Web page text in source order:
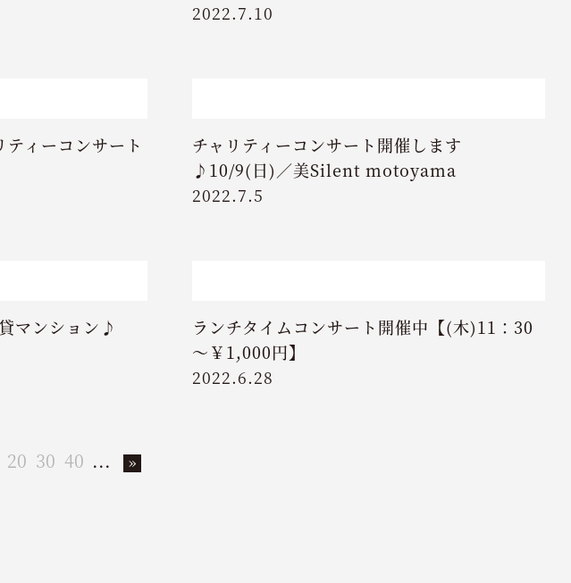
2022.7.10
ィーコンサート
チャリティーコンサート開催します
♪10/9(日)／美Silent motoyama
2022.7.5
マンション♪
ランチタイムコンサート開催中【(木)11：30
～￥1,000円】
2022.6.28
20 30 40 ... »